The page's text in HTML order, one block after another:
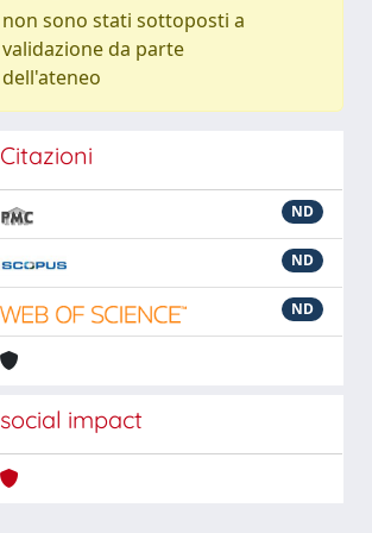
non sono stati sottoposti a
validazione da parte
dell'ateneo
Citazioni
ND
ND
ND
social impact